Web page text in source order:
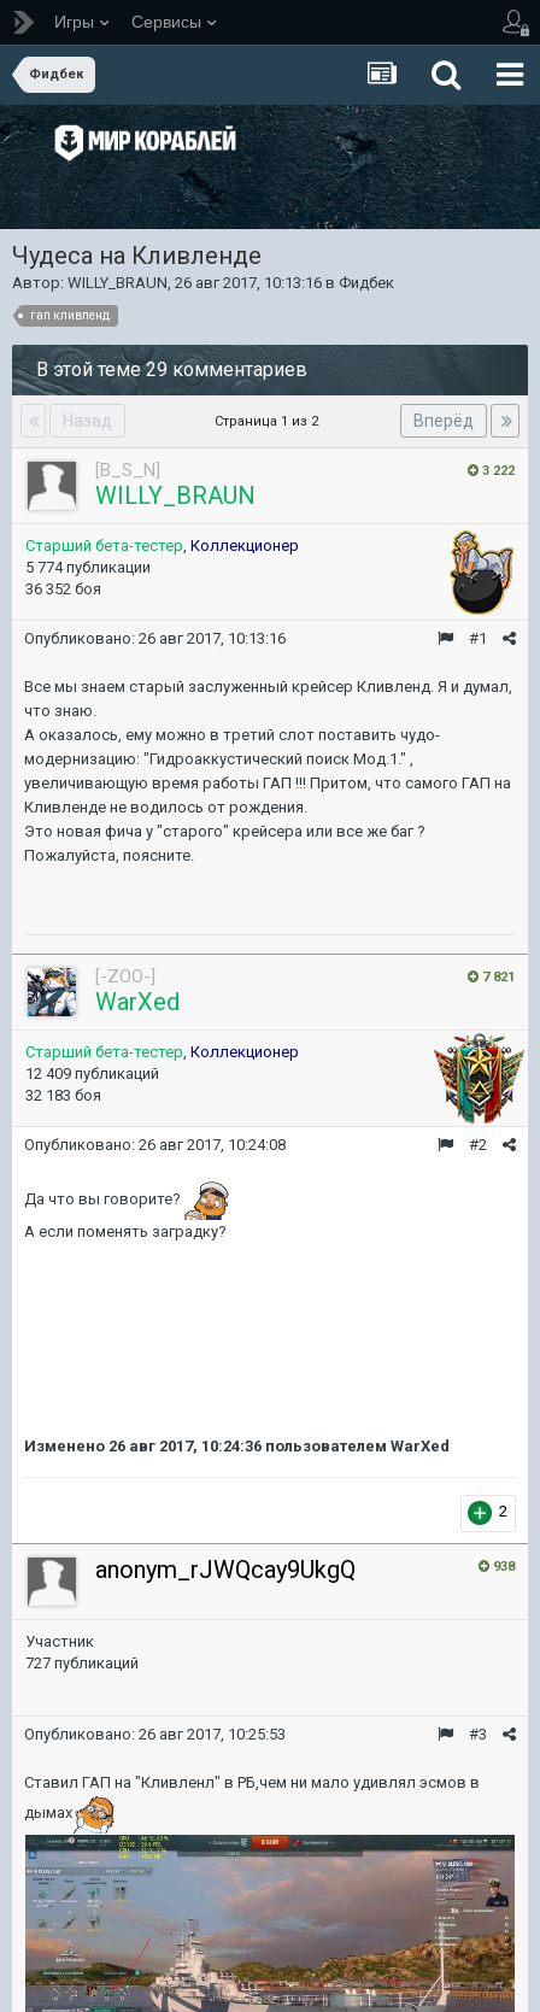
Игры Сервисы
Фидбек
Чудеса на Кливленде
Автор: WILLY_BRAUN, 26 авг 2017, 10:13:16 в Фидбек
гап кливленд
В этой теме 29 комментариев
Назад Вперёд
Страница 1 из 2
3 222
[B_S_N]
WILLY_BRAUN
Старший бета-тестер Коллекционер
5 774 публикации
36 352 боя
#1
Опубликовано: 26 авг 2017, 10:13:16
Все мы знаем старый заслуженный крейсер Кливленд. Я и думал,
что знаю.
А оказалось, ему можно в третий слот поставить чудо-
модернизацию: "Гидроаккустический поиск Мод.1." ,
увеличивающую время работы ГАП !!! Притом, что самого ГАП на
Кливленде не водилось от рождения.
Это новая фича у "старого" крейсера или все же баг ?
Пожалуйста, поясните.
7 821
[-ZOO-]
WarXed
Старший бета-тестер Коллекционер
12 409 публикаций
32 183 боя
#2
Опубликовано: 26 авг 2017, 10:24:08
Да что вы говорите?
А если поменять заградку?
Изменено 26 авг 2017, 10:24:36 пользователем WarXed
2
938
anonym_rJWQcay9UkgQ
Участник
727 публикаций
#3
Опубликовано: 26 авг 2017, 10:25:53
Ставил ГАП на "Кливленл" в РБ,чем ни мало удивлял эсмов в
дымах